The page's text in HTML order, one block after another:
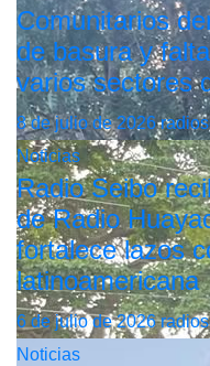
Comunitarios
de basura y
varios sectores
8 de julio de 2026
Noticias
Radio Seibo
de Radio
fortalece lazos
latinoamericana
6 de julio de 2026
Noticias